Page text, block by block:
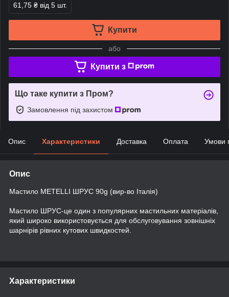
61,75 ₴ від 5 шт.
Купити
або
Купити з
Що таке купити з Пром?
Замовлення під захистом
Опис Характеристики Доставка Оплата Умови
Опис
Мастило METELLI ШРУС 90g (вир-во Італія)
Мастило ШРУС-це один з популярних мастильних матеріалів,
який широко використовується для обслуговування зовнішніх
шарнірів рівних кутових швидкостей.
Характеристики